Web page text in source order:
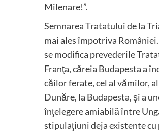
Milenare!”.
Semnarea Tratatului de la
mai ales împotriva
se modifica prevederile
Franţa, căreia Budapesta a
căilor ferate, cel al vămilor,
Dunăre, la Budapesta, şi a
înţelegere amiabilă între
stipulaţiuni deja existente